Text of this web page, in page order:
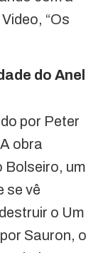
“Os
do Anel
por Peter
obra
Bolseiro, um
se vê
o Um
Sauron, o